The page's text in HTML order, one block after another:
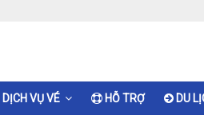
DỊCH VỤ VÉ HỖ TRỢ DU